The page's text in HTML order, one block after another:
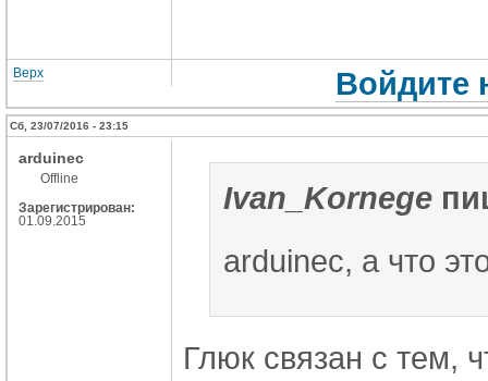
Верх Войдите
Сб, 23/07/2016 - 23:15
arduinec
Offline
Зарегистрирован:
01.09.2015
Ivan_Kornege
arduinec, а что
Глюк связан с тем,